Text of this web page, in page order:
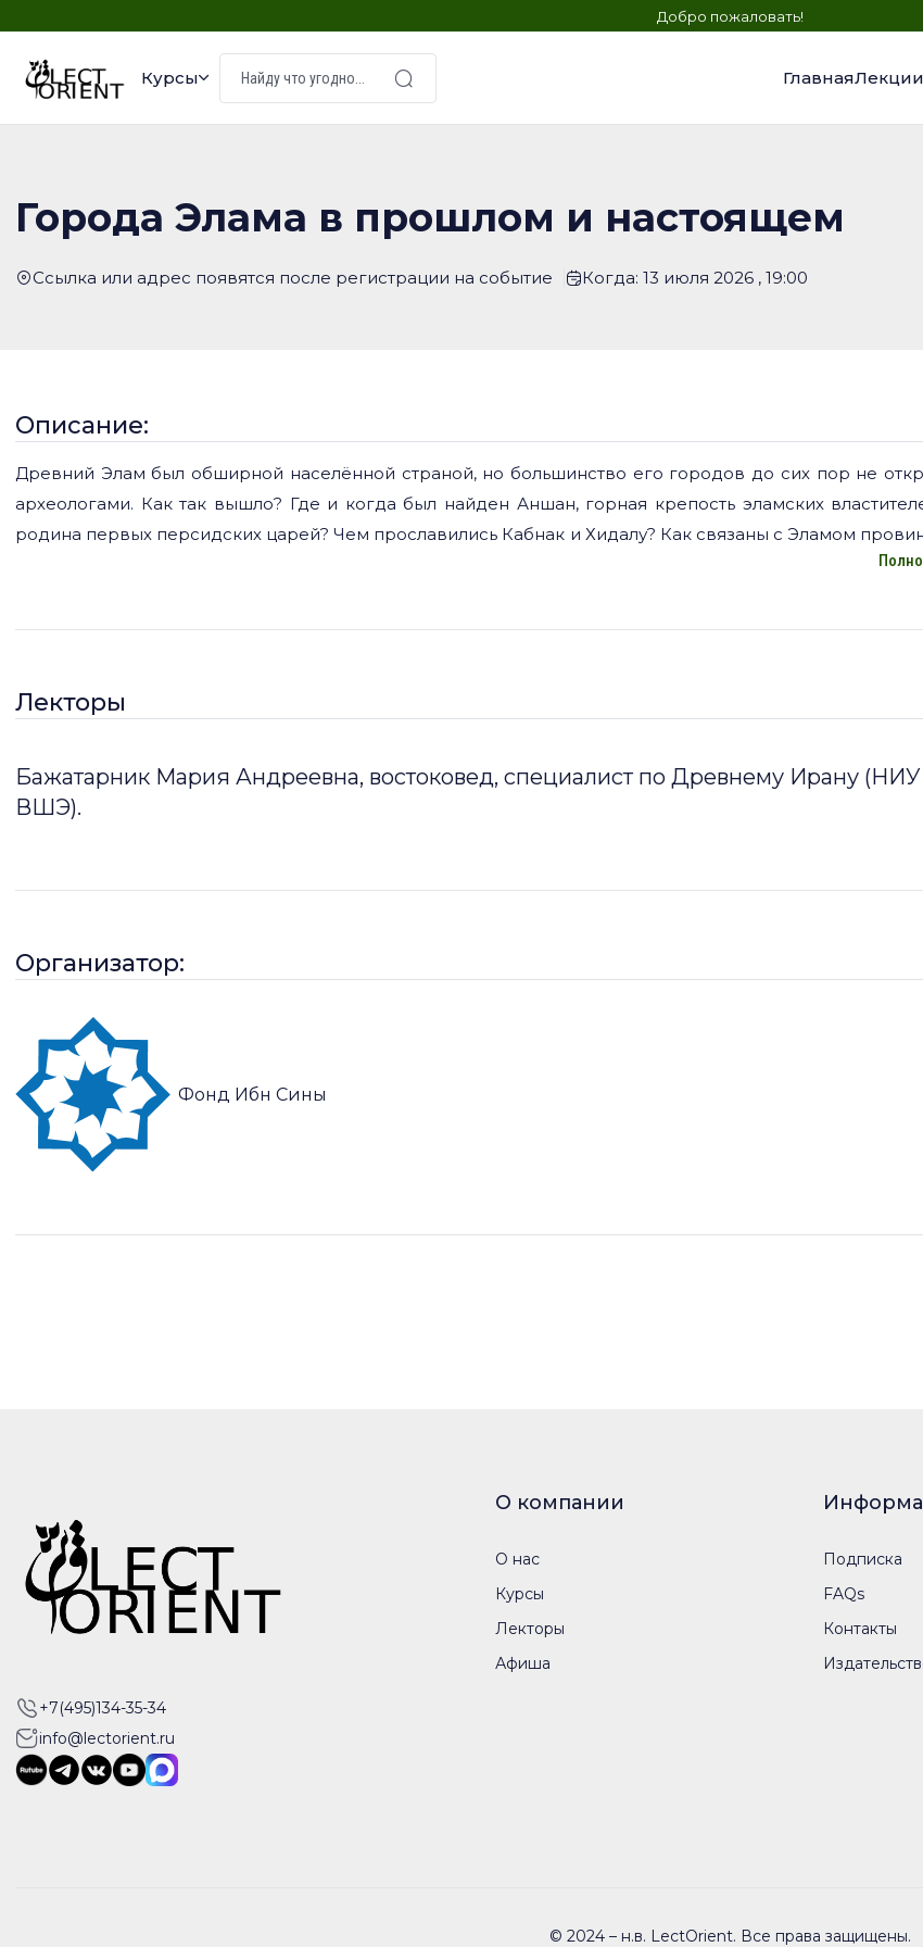
Добро пожаловать!
Курсы ГлавнаяЛекции
Города Элама в прошлом и настоящем
Ссылка или адрес появятся после регистрации на событие Когда: 13 июля 2026 , 19:00
Описание:
Древний Элам был обширной населённой страной, но большинство его городов до сих пор не
археологами. Как так вышло? Где и когда был найден Аншан, горная крепость эламских
родина первых персидских царей? Чем прославились Кабнак и Хидалу? Как связаны с Эламом
Илам и её одноимённая столица? Обсудим все это в ходе заключительной лекции цикла «Древний
Лекторы
Бажатарник Мария Андреевна, востоковед, специалист по Древнему Ирану (НИУ
ВШЭ).
Организатор:
Фонд Ибн Сины
+7(495)134-35-34
info@lectorient.ru
О компании
О нас
Курсы
Лекторы
Афиша
Подписка
FAQs
Контакты
© 2024 – н.в. LectOrient. Все права защищены.